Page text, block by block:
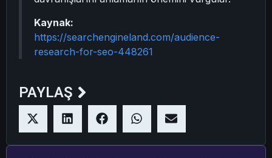
Kaynak:
https://searchengineland.com/audience-
research-for-seo-448261
PAYLAŞ